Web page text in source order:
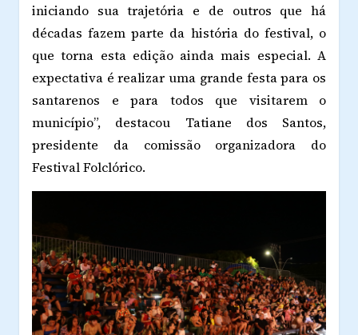
iniciando sua trajetória e de outros que há
décadas fazem parte da história do festival, o
que torna esta edição ainda mais especial. A
expectativa é realizar uma grande festa para os
santarenos e para todos que visitarem o
município”, destacou Tatiane dos Santos,
presidente da comissão organizadora do
Festival Folclórico.